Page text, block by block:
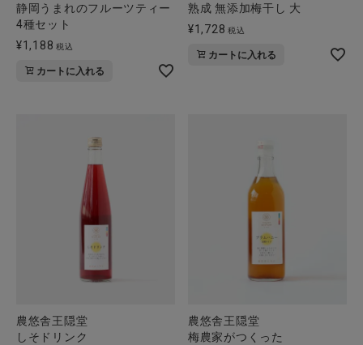
生活雑貨
全ての商品
お問い合わせ
静岡うまれのフルーツティー
4種セット
¥1,188 税込
カートに入れる
熟成 無添加梅干し 大
¥1,728 税込
カートに入れる
農悠舎王隠堂
しそドリンク
農悠舎王隠堂
梅農家がつくった